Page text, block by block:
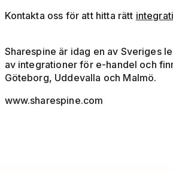
Kontakta oss för att hitta rätt
Sharespine är idag en av Sveriges
av integrationer för e-handel och
Göteborg, Uddevalla och Malmö.
www.sharespine.com